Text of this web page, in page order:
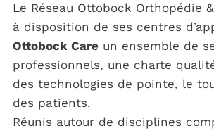
Le Réseau Ottobock Orthopédie
à disposition de ses centres
Ottobock Careun ensemble de
professionnels, une charte
des technologies de pointe, le
des patients.
Réunis autour de disciplines